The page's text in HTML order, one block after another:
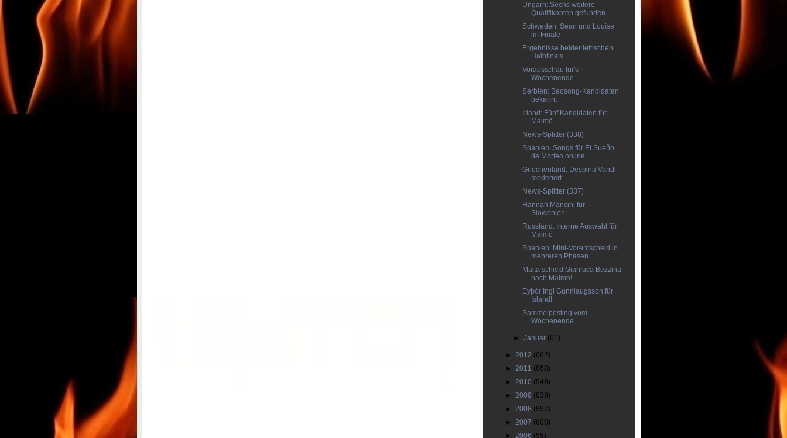
Ungarn: Sechs weitere
Qualifikanten gefunden
Schweden: Sean und Louise
im Finale
Ergebnisse beider lettischen
Halbfinals
Vorausschau für's
Wochenende
Serbien: Beosong-Kandidaten
bekannt
Irland: Fünf Kandidaten für
Malmö
News-Splitter (338)
Spanien: Songs für El Sueño
de Morfeo online
Griechenland: Despina Vandi
moderiert
News-Splitter (337)
Hannah Mancini für
Slowenien!
Russland: Interne Auswahl für
Malmö
Spanien: Mini-Vorentscheid in
mehreren Phasen
Malta schickt Gianluca Bezzina
nach Malmö!
Eyþór Ingi Gunnlaugsson für
Island!
Sammelposting vom
Wochenende
►Januar (61)
► 2012 (662)
► 2011 (860)
► 2010 (948)
► 2009 (839)
► 2008 (897)
► 2007 (600)
► 2006 (58)